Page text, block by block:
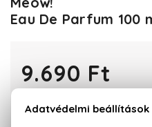
Eau De Parfum 100
9.690 Ft
KOSÁRBA TESZEM